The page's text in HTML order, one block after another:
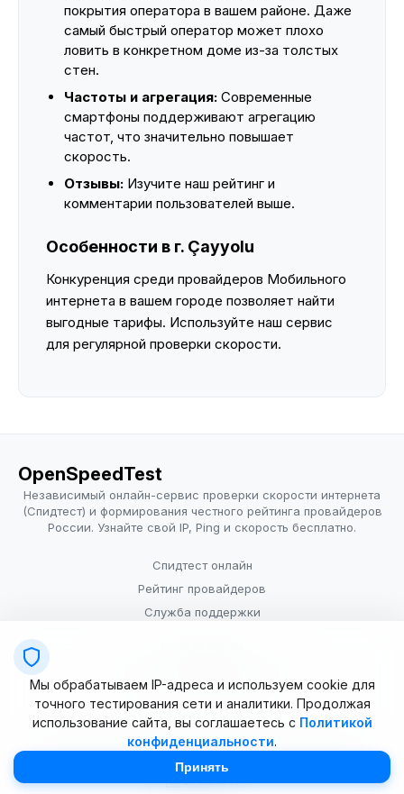
покрытия оператора в вашем районе. Даже
самый быстрый оператор может плохо
ловить в конкретном доме из-за толстых
стен.
Частоты и агрегация: Современные
смартфоны поддерживают агрегацию
частот, что значительно повышает
скорость.
Отзывы: Изучите наш рейтинг и
комментарии пользователей выше.
Особенности в г. Çayyolu
Конкуренция среди провайдеров Мобильного
интернета в вашем городе позволяет найти
выгодные тарифы. Используйте наш сервис
для регулярной проверки скорости.
OpenSpeedTest
Независимый онлайн-сервис проверки скорости интернета
(Спидтест) и формирования честного рейтинга провайдеров
России. Узнайте свой IP, Ping и скорость бесплатно.
Спидтест онлайн
Рейтинг провайдеров
Служба поддержки
Условия использования
© 2025–2026 OpenSpeedTest (ИП Долматова В.В.). Все права
Мы обрабатываем IP-адреса и используем cookie для
точного тестирования сети и аналитики. Продолжая
использование сайта, вы соглашаетесь с Политикой
конфиденциальности.
Принять